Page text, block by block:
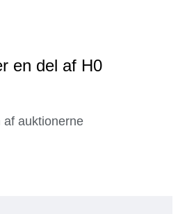
en del af H0
af auktionerne